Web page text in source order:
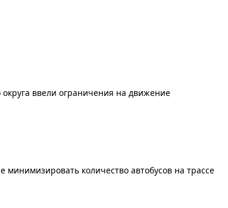
ввели ограничения на движение
количество автобусов на трассе